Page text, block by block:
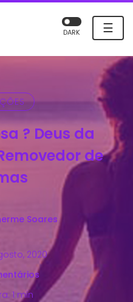
☰
DARK
? Deus da
de
Soares
2020
1 min